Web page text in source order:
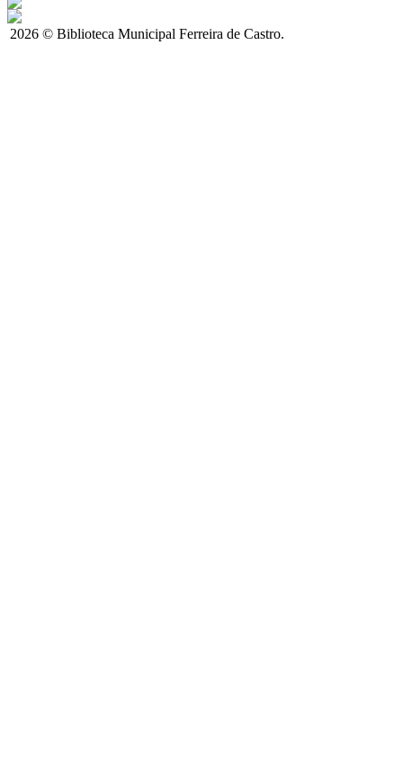
2026 © Biblioteca Municipal Ferreira de Castro.